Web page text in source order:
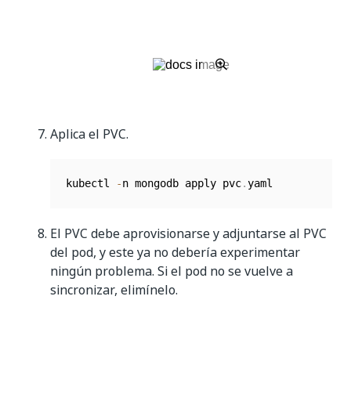
Aplica el PVC.
kubectl -n mongodb apply pvc.yaml
El PVC debe aprovisionarse y adjuntarse al PVC
del pod, y este ya no debería experimentar
ningún problema. Si el pod no se vuelve a
sincronizar, elimínelo.